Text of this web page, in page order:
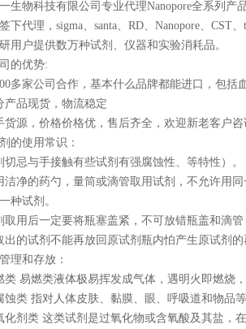
生物科技有限公司专业代理Nanopore全系列
下代理，sigma、santa、RD、Nanopore、CST
用户提供数万种试剂、仪器和实验消耗品。
的优势:
多家公司合作，基本什么品牌都能进口，包括
产品现货，物流稳定
货源，价格价格优，售后齐全，欢迎新老客户咨
的使用常识：
切忌与手接触有些试剂有强腐蚀性、等特性）。
洁净的药勺，量筒或滴管取用试剂，不允许用
种试剂。
取用后一定要将瓶塞盖紧，不可放错瓶盖和滴
出的试剂不能再放回原试剂瓶内怕产生原试剂的
理和存放：
类 易燃类液体极易挥发成气体，遇明火即燃烧
蚀类 指对人体皮肤、黏膜、眼、呼吸道和物品
化剂类 这类试剂是过氧化物或含氧酸及其盐，